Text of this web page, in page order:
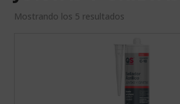
Mostrando los 5 resultados